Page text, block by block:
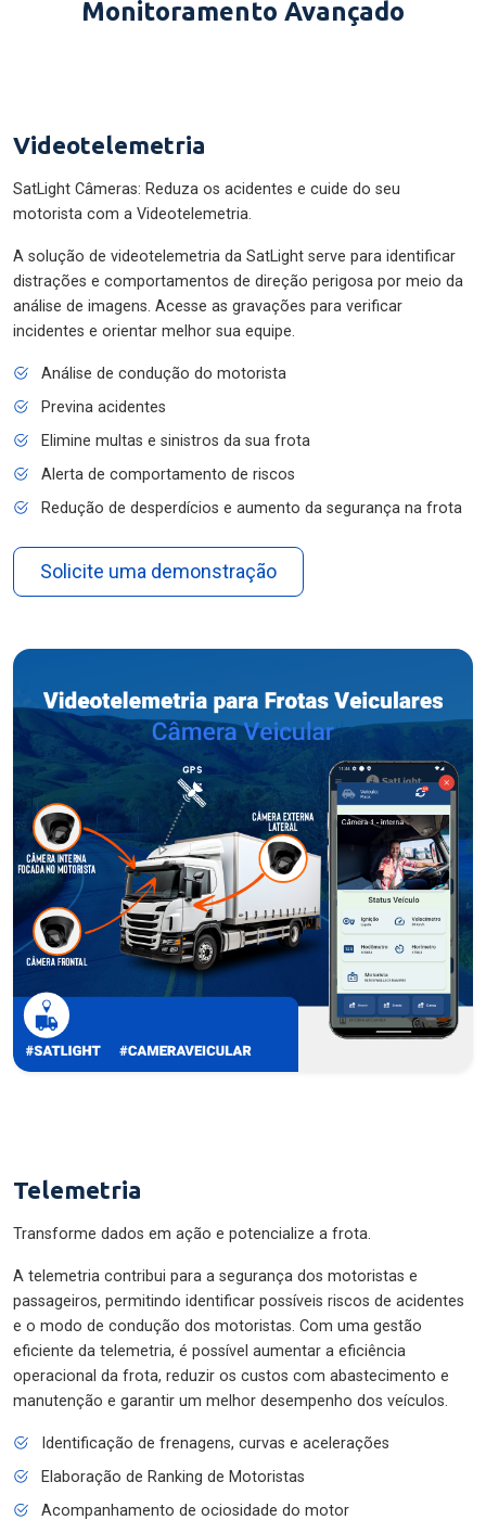
Monitoramento Avançado
Videotelemetria
SatLight Câmeras: Reduza os acidentes e cuide do seu
motorista com a Videotelemetria.
A solução de videotelemetria da SatLight serve para identificar
distrações e comportamentos de direção perigosa por meio da
análise de imagens. Acesse as gravações para verificar
incidentes e orientar melhor sua equipe.
Análise de condução do motorista
Previna acidentes
Elimine multas e sinistros da sua frota
Alerta de comportamento de riscos
Redução de desperdícios e aumento da segurança na frota
Solicite uma demonstração
Telemetria
Transforme dados em ação e potencialize a frota.
A telemetria contribui para a segurança dos motoristas e
passageiros, permitindo identificar possíveis riscos de acidentes
e o modo de condução dos motoristas. Com uma gestão
eficiente da telemetria, é possível aumentar a eficiência
operacional da frota, reduzir os custos com abastecimento e
manutenção e garantir um melhor desempenho dos veículos.
Identificação de frenagens, curvas e acelerações
Elaboração de Ranking de Motoristas
Acompanhamento de ociosidade do motor